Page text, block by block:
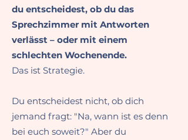
du entscheidest, ob du das
Sprechzimmer mit Antworten
verlässt – oder mit einem
schlechten Wochenende.
Das ist Strategie.
Du entscheidest nicht, ob dich
jemand fragt: "Na, wann ist es denn
bei euch soweit?" Aber du